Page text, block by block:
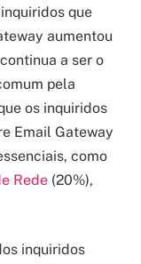
que
aumentou
a ser o
pela
os inquiridos
Email Gateway
como
Rede (20%),
inquiridos